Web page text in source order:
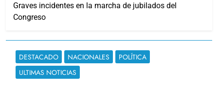
Graves incidentes en la marcha de jubilados del
Congreso
DESTACADO NACIONALES
POLÍTICA
ULTIMAS NOTICIAS